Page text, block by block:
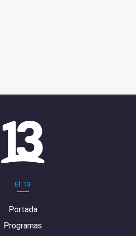
El 13
Portada
Programas